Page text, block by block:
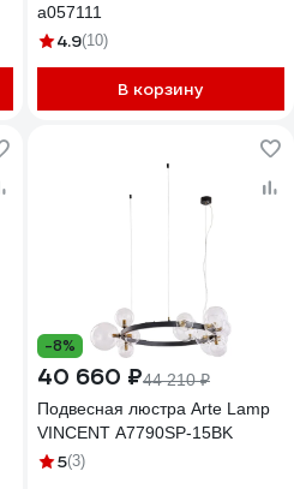
a057111
4.9(10)
В корзину
-8%
40 660 ₽44 210 ₽
Подвесная люстра Arte Lamp
VINCENT A7790SP-15BK
5(3)